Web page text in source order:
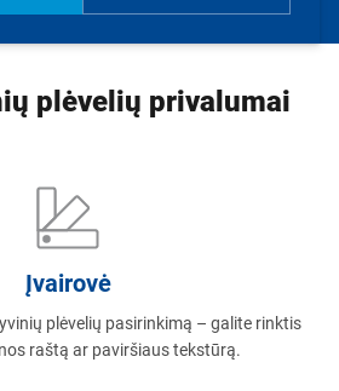
plėvelių privalumai
Įvairovė
plėvelių pasirinkimą – galite rinktis
raštą ar paviršiaus tekstūrą.